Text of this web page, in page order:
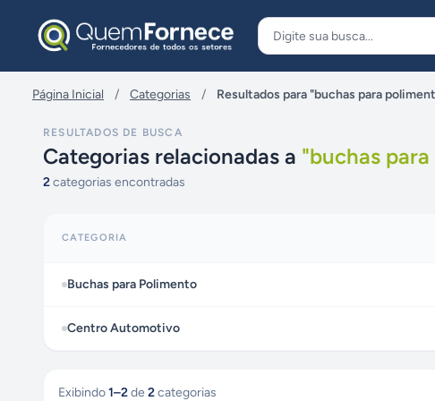
Página Inicial / Categorias / Resultados para "buchas para
RESULTADOS DE BUSCA
Categorias relacionadas a "buchas
2categorias encontradas
CATEGORIA
Buchas para Polimento
Centro Automotivo
Exibindo1–2de 2categorias